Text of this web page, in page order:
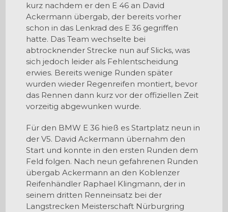
kurz nachdem er den E 46 an David
Ackermann übergab, der bereits vorher
schon in das Lenkrad des E 36 gegriffen
hatte. Das Team wechselte bei
abtrocknender Strecke nun auf Slicks, was
sich jedoch leider als Fehlentscheidung
erwies. Bereits wenige Runden später
wurden wieder Regenreifen montiert, bevor
das Rennen dann kurz vor der offiziellen Zeit
vorzeitig abgewunken wurde.
Für den BMW E 36 hieß es Startplatz neun in
der V5. David Ackermann übernahm den
Start und konnte in den ersten Runden dem
Feld folgen. Nach neun gefahrenen Runden
übergab Ackermann an den Koblenzer
Reifenhändler Raphael Klingmann, der in
seinem dritten Renneinsatz bei der
Langstrecken Meisterschaft Nürburgring